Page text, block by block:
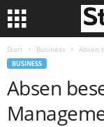
Start Business Absen
BUSINESS
Absen